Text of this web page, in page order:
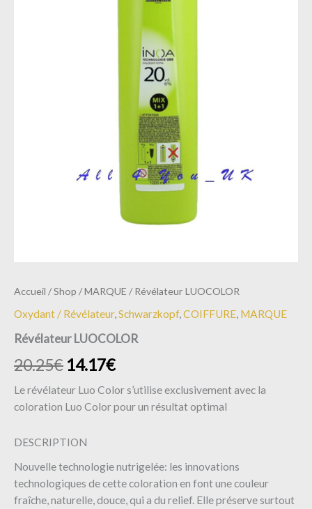
Accueil /Shop /MARQUE / Révélateur LUOCOLOR
Oxydant / Révélateur,Schwarzkopf,COIFFURE, MARQUE
Révélateur LUOCOLOR
20.25€ 14.17€
Le révélateur Luo Color s’utilise exclusivement avec la
coloration Luo Color pour un résultat optimal
DESCRIPTION
Nouvelle technologie nutrigelée: les innovations
technologiques de cette coloration en font une couleur
fraîche, naturelle, douce, qui a du relief. Elle préserve surtout